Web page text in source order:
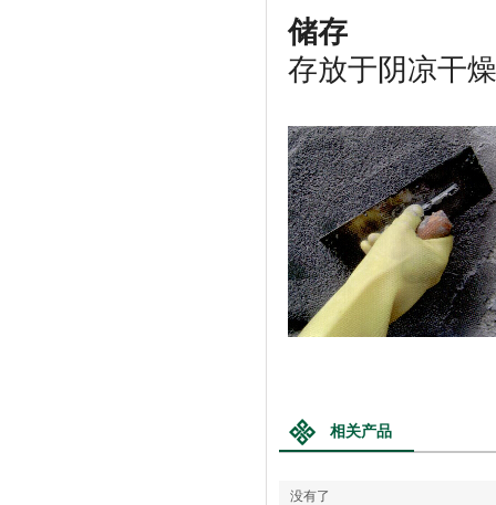
储存
存放于阴凉干
相关产品
没有了